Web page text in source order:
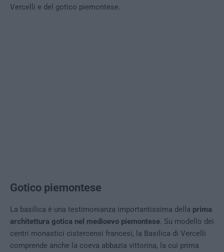
Vercelli e del gotico piemontese.
Gotico piemontese
La basilica è una testimonianza importantissima della prima
architettura gotica nel medioevo piemontese . Su modello dei
centri monastici cistercensi francesi, la Basilica di Vercelli
comprende anche la coeva abbazia vittorina, la cui prima